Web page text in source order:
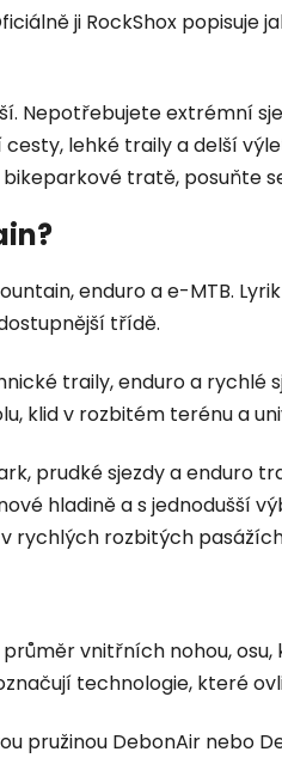
ji RockShox
Nepotřebujete extrémní
lehké traily a delší
tratě, posuňte
enduro a e-MTB.
třídě.
traily, enduro a rychlé
klid v rozbitém terénu a
prudké sjezdy a enduro
hladině a s jednodušší
rychlých rozbitých
vnitřních nohou,
technologie, které
pružinou DebonAir nebo